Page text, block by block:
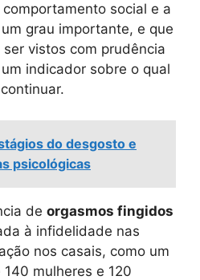
social e a
grau importante, e que
vistos com prudência
indicador sobre o qual
do desgosto e
psicológicas
de orgasmos fingidos
à infidelidade nas
nos casais, como um
mulheres e 120